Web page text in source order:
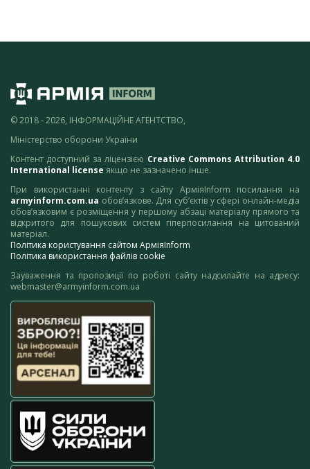
© 2018 - 2026, ІНФОРМАЦІЙНЕ АГЕНТСТВО,
Міністерство оборони України
Контент доступний за ліцензією Creative Commons Attribution 4.0
International license якщо не зазначено інше.
При використанні контенту з сайту АрміяInform посилання на
armyinform.com.ua обов’язкове. Для суб’єктів у сфері онлайн-медіа
обов’язковим є розміщення у першому абзаці матеріалу прямого та
відкритого для пошукових систем гіперпосилання на цитований
матеріал.
Політика користування сайтом АрміяInform
Політика використання файлів cookie
Зауваження та пропозиції по роботі сайту надсилайте на адресу:
webmaster@armyinform.com.ua